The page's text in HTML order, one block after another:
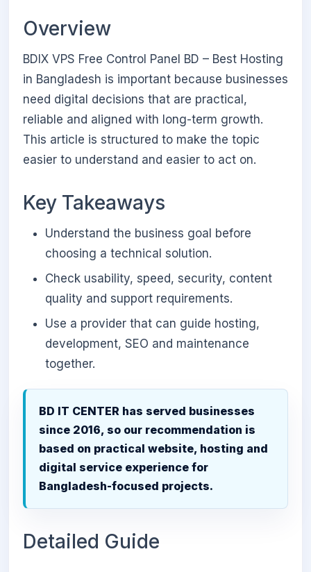
Overview
BDIX VPS Free Control Panel BD – Best Hosting
in Bangladesh is important because businesses
need digital decisions that are practical,
reliable and aligned with long-term growth.
This article is structured to make the topic
easier to understand and easier to act on.
Key Takeaways
Understand the business goal before
choosing a technical solution.
Check usability, speed, security, content
quality and support requirements.
Use a provider that can guide hosting,
development, SEO and maintenance
together.
BD IT CENTER has served businesses
since 2016, so our recommendation is
based on practical website, hosting and
digital service experience for
Bangladesh-focused projects.
Detailed Guide